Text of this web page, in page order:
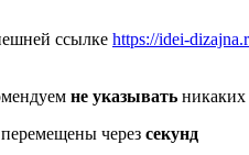
ссылке https://idei-
не указывать
через секунд